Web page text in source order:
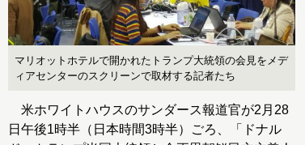
マリオットホテルで開かれたトランプ大統領の会見をメデ
ィアセンターのスクリーンで取材する記者たち
米ホワイトハウスのサンダース報道官が2月28
日午後1時半（日本時間3時半）ごろ、「ドナル